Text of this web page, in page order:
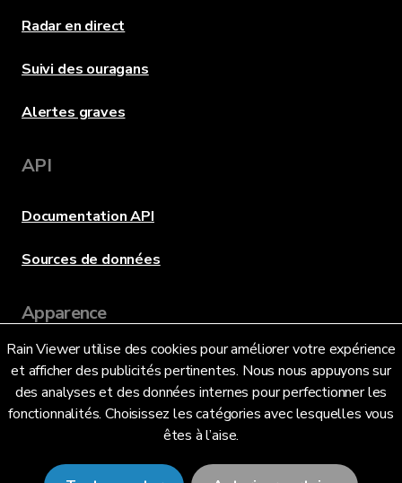
Rain Viewer utilise des cookies pour améliorer votre expérience
et afficher des publicités pertinentes. Nous nous appuyons sur
des analyses et des données internes pour perfectionner les
fonctionnalités. Choisissez les catégories avec lesquelles vous
êtes à l’aise.
Radar en direct
Suivi des ouragans
Alertes graves
API
Documentation API
Sources de données
Apparence
Langue